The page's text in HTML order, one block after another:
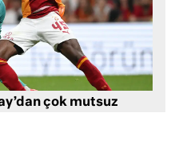
çok mutsuz